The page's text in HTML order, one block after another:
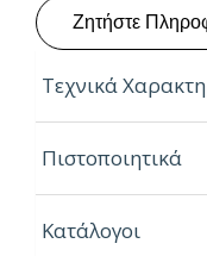
Ζητήστε
Τεχνικά
Παραγόμενο
Παραγόμενο
Πάχος:
Πιστοποιητικά
Κατάλογοι